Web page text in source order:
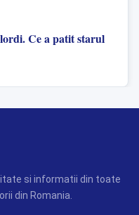
Ce a patit starul
si informatii din toate
din Romania.